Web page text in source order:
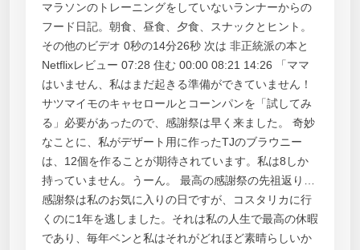
マラソンのトレーニングをしていないランナーからの
フード日記。朝食、昼食、夕食、スナックとヒント。
その他のビデオ 0秒の14分26秒 次は 非正統派の本と
Netflixレビュー 07:28 住む 00:00 08:21 14:26 「ママ
はいません、私はまだ起きる準備ができていません！
サツマイモのキャセロールとコーンパンを「試してみ
る」必要があったので、感謝祭は早く来ました。 奇妙
なことに、私がデザート用に作ったTJのブラウニー
は、12個を作ることが期待されています。私は8しか
持っていません。うーん。 最高の感謝祭の先祖返り…
感謝祭は私のお気に入りの日ですが、コスタリカに行
くのに1年を逃しました。それは私の人生で最高の休暇
であり、毎年ベンと私はそれがどれほど素晴らしいか